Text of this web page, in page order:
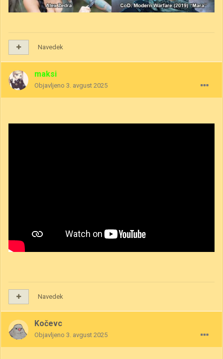
Navedek
maksi
Objavljeno 3. avgust 2025
Navedek
Kočevc
Objavljeno 3. avgust 2025